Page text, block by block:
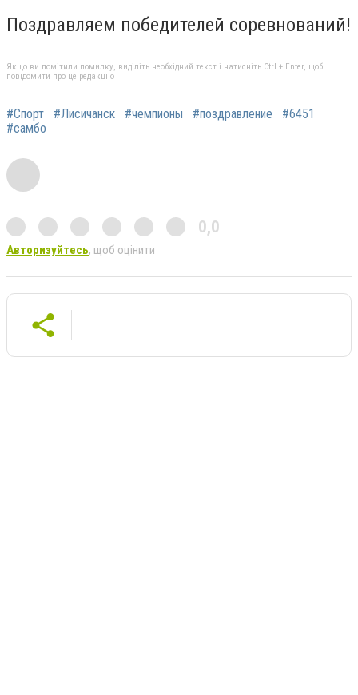
Поздравляем победителей соревнований!
Якщо ви помітили помилку, виділіть необхідний текст і натисніть Ctrl + Enter, щоб
повідомити про це редакцію
#Спорт #Лисичанск #чемпионы #поздравление
#6451
#самбо
0,0
Авторизуйтесь, щоб оцінити